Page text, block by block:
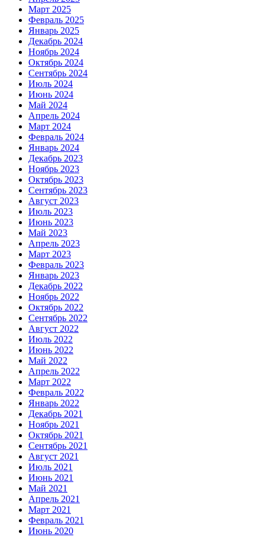
Март 2025
Февраль 2025
Январь 2025
Декабрь 2024
Ноябрь 2024
Октябрь 2024
Сентябрь 2024
Июль 2024
Июнь 2024
Май 2024
Апрель 2024
Март 2024
Февраль 2024
Январь 2024
Декабрь 2023
Ноябрь 2023
Октябрь 2023
Сентябрь 2023
Август 2023
Июль 2023
Июнь 2023
Май 2023
Апрель 2023
Март 2023
Февраль 2023
Январь 2023
Декабрь 2022
Ноябрь 2022
Октябрь 2022
Сентябрь 2022
Август 2022
Июль 2022
Июнь 2022
Май 2022
Апрель 2022
Март 2022
Февраль 2022
Январь 2022
Декабрь 2021
Ноябрь 2021
Октябрь 2021
Сентябрь 2021
Август 2021
Июль 2021
Июнь 2021
Май 2021
Апрель 2021
Март 2021
Февраль 2021
Июнь 2020